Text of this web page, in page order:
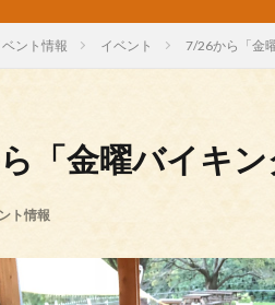
ベント情報 イベント 7/26から「金
「金曜バイキ
ト情報